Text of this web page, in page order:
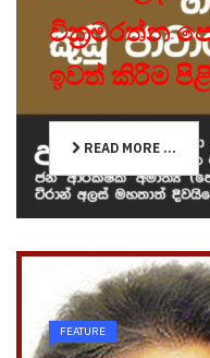
වික්‍රමරත්න
ඉවත් කිරීම
READ MORE ...
FEATURE